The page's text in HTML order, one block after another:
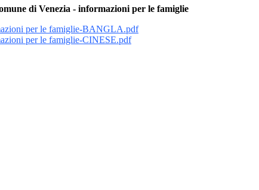
di Venezia - informazioni per le famiglie
per le famiglie-BANGLA.pdf
per le famiglie-CINESE.pdf